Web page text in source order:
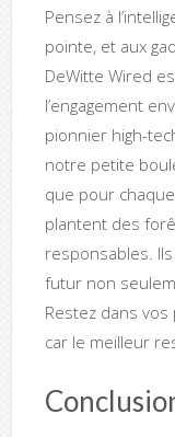
Pensez à
pointe, et aux
DeWitte Wired
l’engagement
pionnier high-
notre petite
que pour
plantent des
responsables.
futur non
Restez dans
car le meilleur